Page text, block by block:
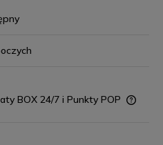
BOX 24/7 i Punkty POP